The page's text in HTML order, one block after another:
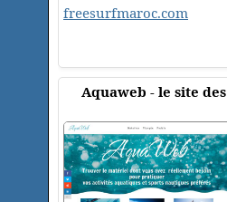
freesurfmaroc.com
Aquaweb - le site